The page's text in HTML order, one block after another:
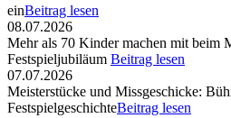
einBeitrag lesen
08.07.2026
Mehr als 70 Kinder machen mit beim
Festspieljubiläum Beitrag lesen
07.07.2026
Meisterstücke und Missgeschicke:
FestspielgeschichteBeitrag lesen